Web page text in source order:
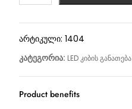
არტიკული: 1404
კატეგორია: LED კიბის განათება
Product benefits